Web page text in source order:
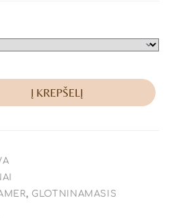
Į KREPŠELĮ
A
, GLOTNINAMASIS